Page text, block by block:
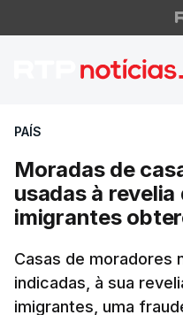
Moradas
PAÍS
Moradas de
usadas à
imigrantes
Casas de moradores
indicadas, à sua
imigrantes, uma